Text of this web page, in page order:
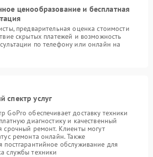
ценообразование и бесплатная
предварительная оценка стоимости
скрытых платежей и возможность
по телефону или онлайн на
спектр услуг
GoPro обеспечивает доставку техники
диагностику и качественный
срочный ремонт. Клиенты могут
ремонта онлайн. Также
постгарантийное обслуживание для
службы техники